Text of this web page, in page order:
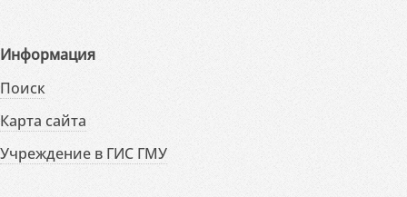
Информация
Поиск
Карта сайта
Учреждение в ГИС ГМУ